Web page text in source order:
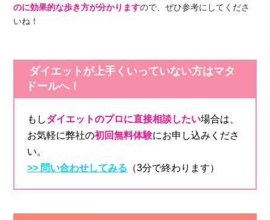
のに効果的な歩き方が分かりますので、ぜひ参考にしてくださ
いね！
ダイエットが上手くいっていない方はマタ
ドールへ！
もしダイエットのプロに直接相談したい場合は、
お気軽に弊社の初回無料体験にお申し込みくださ
い。
>> 問い合わせしてみる （3分で終わります）